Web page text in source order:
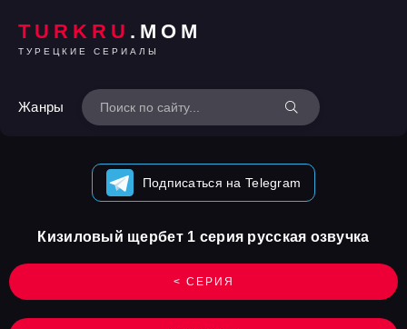
TURKRU .MOM
ТУРЕЦКИЕ СЕРИАЛЫ
Жанры
Подписаться на Telegram
< СЕРИЯ
Кизиловый щербет 1 серия русская озвучка